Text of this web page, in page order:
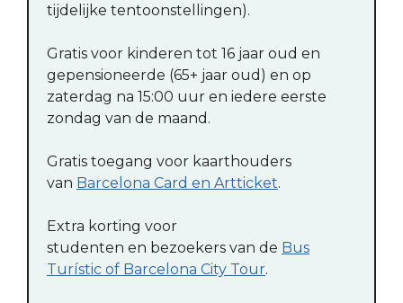
tijdelijke tentoonstellingen).
Gratis voor kinderen tot 16 jaar oud en
gepensioneerde (65+ jaar oud) en op
zaterdag na 15:00 uur en iedere eerste
zondag van de maand.
Gratis toegang voor kaarthouders
van Barcelona Card en Artticket.
Extra korting voor
studenten en bezoekers van de Bus
Turístic of Barcelona City Tour.